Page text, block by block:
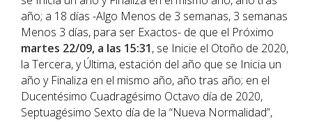
año; a 18 días -Algo Menos de 3 semanas, 3 semanas
Menos 3 días, para ser Exactos- de que el Próximo
martes 22/09, a las 15:31, se Inicie el Otoño de 2020,
la Tercera, y Última, estación del año que se Inicia un
año y Finaliza en el mismo año, año tras año; en el
Ducentésimo Cuadragésimo Octavo día de 2020,
Septuagésimo Sexto día de la “Nueva Normalidad”,